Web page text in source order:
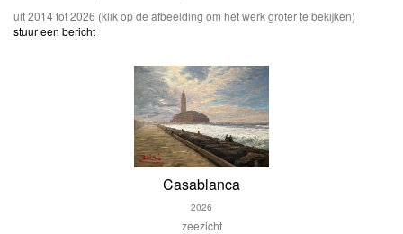
uit 2014 tot 2026 (klik op de afbeelding om het werk groter te bekijken)
stuur een bericht
Casablanca
2026
zeezicht